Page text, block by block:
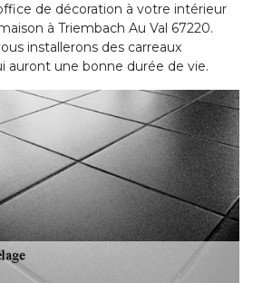
de décoration à votre intérieur
à Triembach Au Val 67220.
installerons des carreaux
auront une bonne durée de vie.